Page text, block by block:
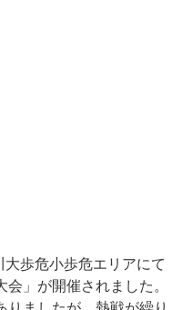
歩危小歩危エリアにて
会」が開催されました。